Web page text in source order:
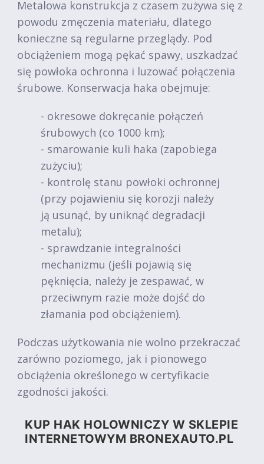
Metalowa konstrukcja z czasem zużywa się z
powodu zmęczenia materiału, dlatego
konieczne są regularne przeglądy. Pod
obciążeniem mogą pękać spawy, uszkadzać
się powłoka ochronna i luzować połączenia
śrubowe. Konserwacja haka obejmuje:
- okresowe dokręcanie połączeń
śrubowych (co 1000 km);
- smarowanie kuli haka (zapobiega
zużyciu);
- kontrolę stanu powłoki ochronnej
(przy pojawieniu się korozji należy
ją usunąć, by uniknąć degradacji
metalu);
- sprawdzanie integralności
mechanizmu (jeśli pojawią się
pęknięcia, należy je zespawać, w
przeciwnym razie może dojść do
złamania pod obciążeniem).
Podczas użytkowania nie wolno przekraczać
zarówno poziomego, jak i pionowego
obciążenia określonego w certyfikacie
zgodności jakości.
KUP HAK HOLOWNICZY W SKLEPIE
INTERNETOWYM BRONEXAUTO.PL